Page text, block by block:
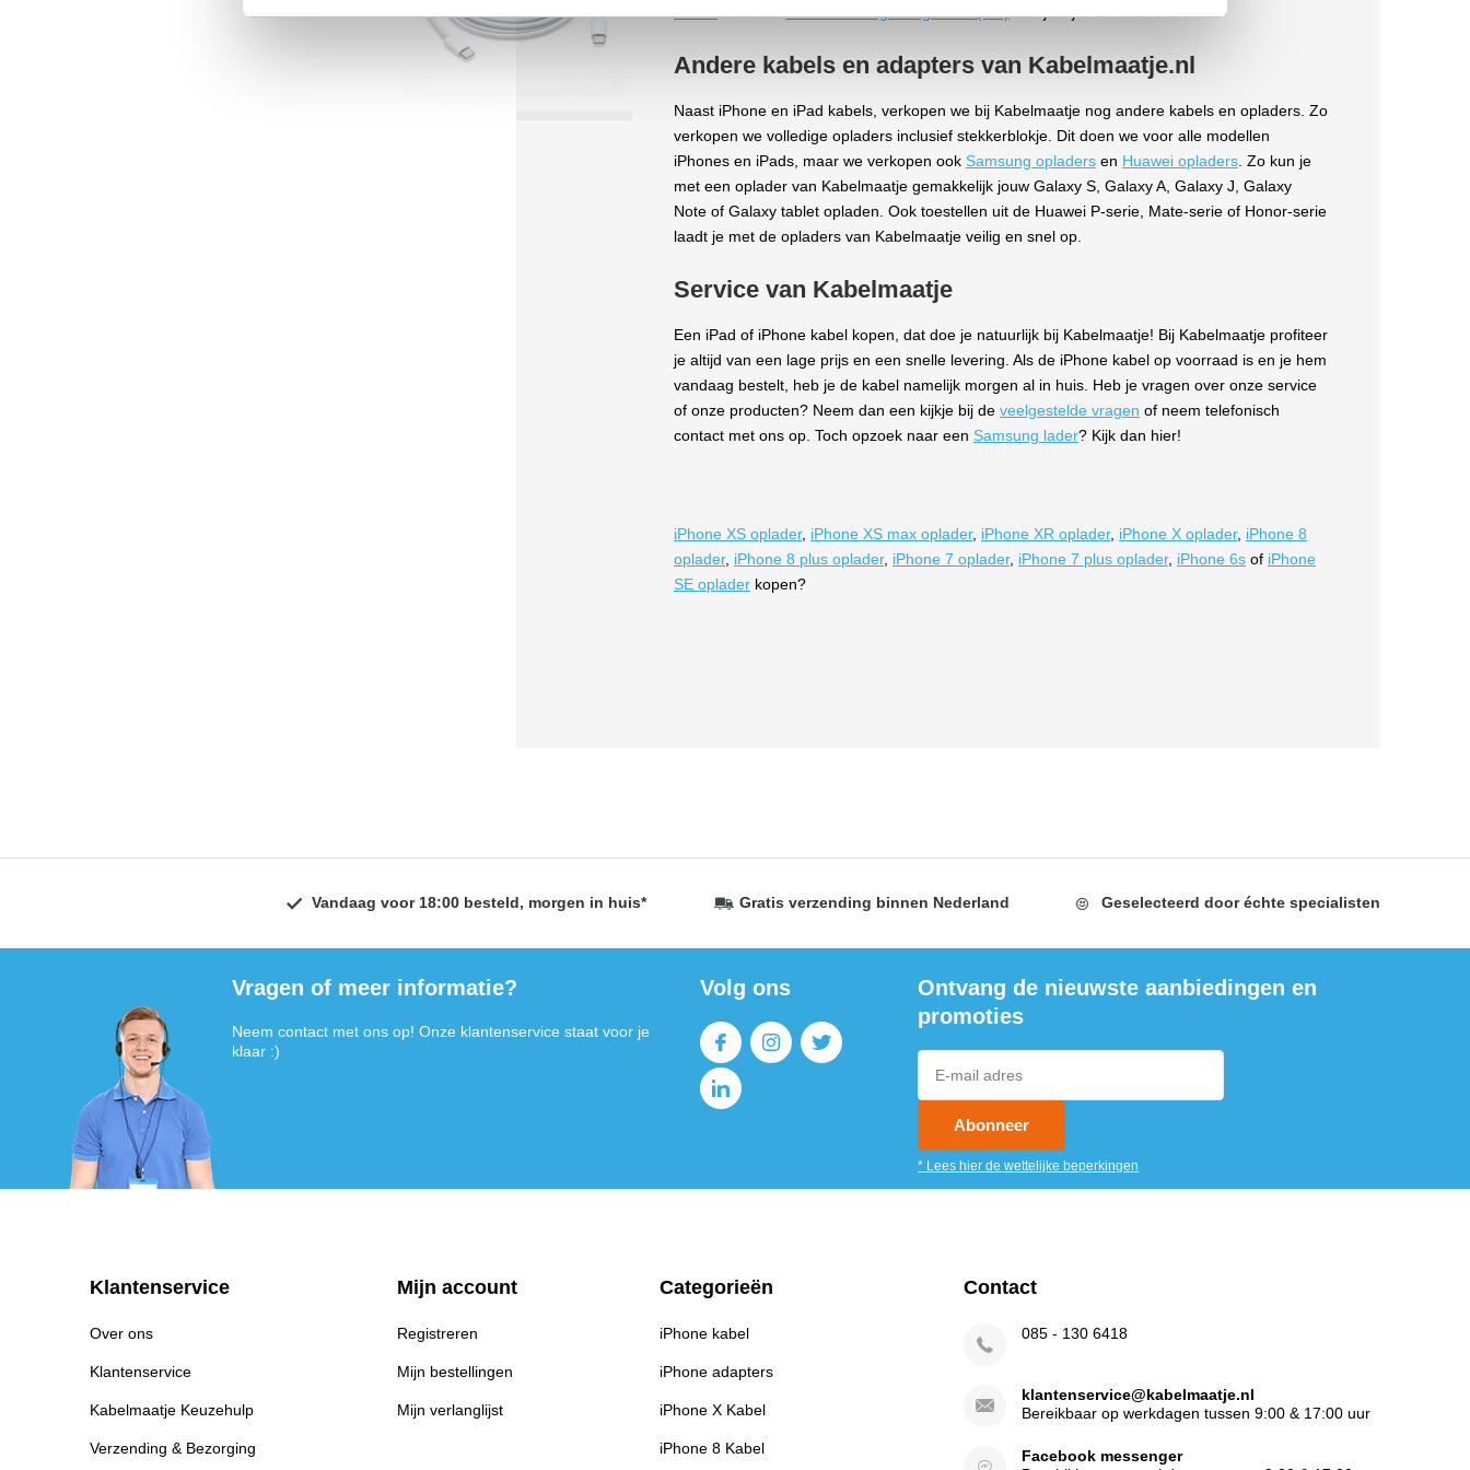
Andere kabels en adapters van Kabelmaatje.nl
Naast iPhone en iPad kabels, verkopen we bij Kabelmaatje nog andere kabels en opladers. Zo
verkopen we volledige opladers inclusief stekkerblokje. Dit doen we voor alle modellen
iPhones en iPads, maar we verkopen ook Samsung opladers en Huawei opladers . Zo kun je
met een oplader van Kabelmaatje gemakkelijk jouw Galaxy S, Galaxy A, Galaxy J, Galaxy
Note of Galaxy tablet opladen. Ook toestellen uit de Huawei P-serie, Mate-serie of Honor-serie
laadt je met de opladers van Kabelmaatje veilig en snel op.
Service van Kabelmaatje
Een iPad of iPhone kabel kopen, dat doe je natuurlijk bij Kabelmaatje! Bij Kabelmaatje profiteer
je altijd van een lage prijs en een snelle levering. Als de iPhone kabel op voorraad is en je hem
vandaag bestelt, heb je de kabel namelijk morgen al in huis. Heb je vragen over onze service
of onze producten? Neem dan een kijkje bij de veelgestelde vragen of neem telefonisch
contact met ons op. Toch opzoek naar een Samsung lader? Kijk dan hier!
iPhone XS oplader, iPhone XS max oplader, iPhone XR oplader, iPhone X oplader, iPhone 8
oplader, iPhone 8 plus oplader, iPhone 7 oplader, iPhone 7 plus oplader, iPhone 6s of iPhone
SE oplader kopen?
Vandaag voor 18:00 besteld, morgen in huis* Gratis verzending binnen Nederland Geselecteerd dooréchte specialisten
Vragen of meer informatie?
Neem contact met ons op! Onze klantenservice staat voor je
klaar :)
Volg ons
Ontvang de nieuwste aanbiedingen en
promoties
Abonneer
* Lees hier de wettelijke beperkingen
Klantenservice
Over ons
Klantenservice
Kabelmaatje Keuzehulp
Verzending & Bezorging
Mijn account
Registreren
Mijn bestellingen
Mijn verlanglijst
Categorieën
iPhone kabel
iPhone adapters
iPhone X Kabel
iPhone 8 Kabel
Contact
085 - 130 6418
klantenservice@kabelmaatje.nl
Bereikbaar op werkdagen tussen 9:00 & 17:00 uur
Facebook messenger